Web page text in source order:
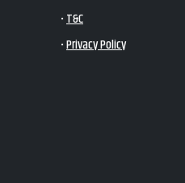
•T&C
•Privacy Policy